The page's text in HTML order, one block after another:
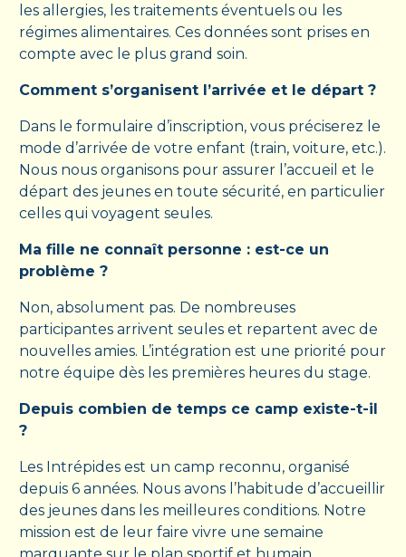
les allergies, les traitements éventuels ou les
régimes alimentaires. Ces données sont prises en
compte avec le plus grand soin.
Comment s’organisent l’arrivée et le départ ?
Dans le formulaire d’inscription, vous préciserez le
mode d’arrivée de votre enfant (train, voiture, etc.).
Nous nous organisons pour assurer l’accueil et le
départ des jeunes en toute sécurité, en particulier
celles qui voyagent seules.
Ma fille ne connaît personne : est-ce un
problème ?
Non, absolument pas. De nombreuses
participantes arrivent seules et repartent avec de
nouvelles amies. L’intégration est une priorité pour
notre équipe dès les premières heures du stage.
Depuis combien de temps ce camp existe-t-il
?
Les Intrépides est un camp reconnu, organisé
depuis 6 années. Nous avons l’habitude d’accueillir
des jeunes dans les meilleures conditions. Notre
mission est de leur faire vivre une semaine